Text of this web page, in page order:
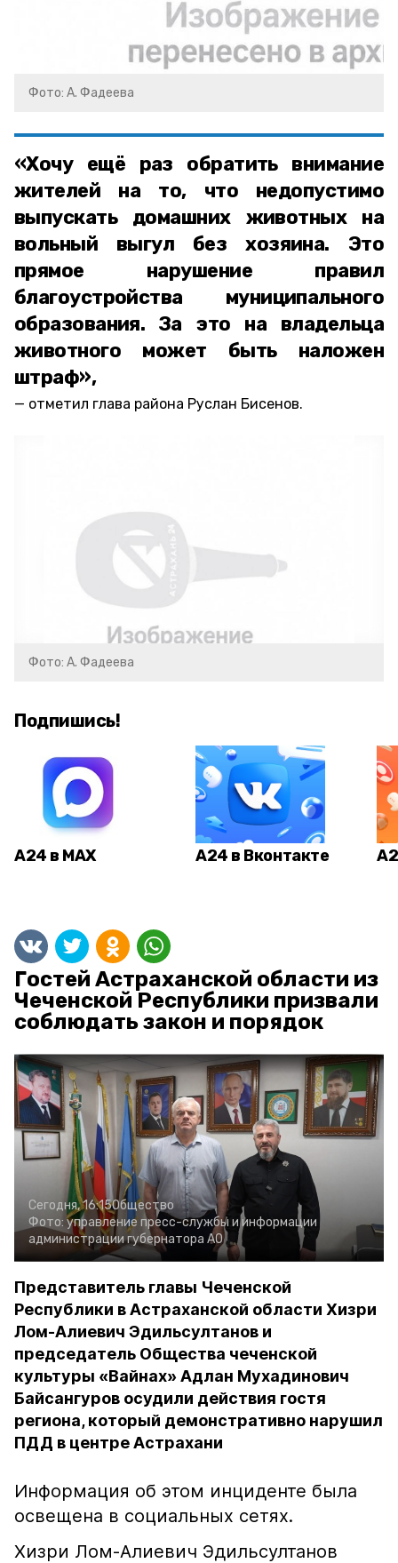
Фото: А. Фадеева
«Хочу ещё раз обратить внимание
жителей на то, что недопустимо
выпускать домашних животных на
вольный выгул без хозяина. Это
прямое нарушение правил
благоустройства муниципального
образования. За это на владельца
животного может быть наложен
штраф»,
отметил глава района Руслан Бисенов.
Фото: А. Фадеева
Подпишись!
А24 в MAX А24 в Вконтакте
Гостей Астраханской области из
Чеченской Республики призвали
соблюдать закон и порядок
Сегодня, 16:15Общество
Фото: управление пресс-службы и информации
администрации губернатора АО
Представитель главы Чеченской
Республики в Астраханской области Хизри
Лом-Алиевич Эдильсултанов и
председатель Общества чеченской
культуры «Вайнах» Адлан Мухадинович
Байсангуров осудили действия гостя
региона, который демонстративно нарушил
ПДД в центре Астрахани
Информация об этом инциденте была
освещена в социальных сетях.
Хизри Лом-Алиевич Эдильсултанов